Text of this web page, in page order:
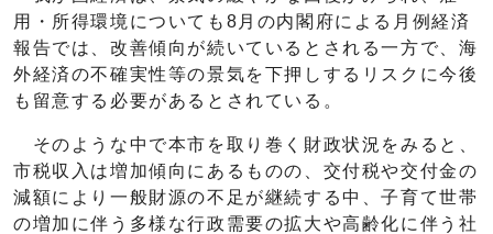
用・所得環境についても8月の内閣府による月例経済
報告では、改善傾向が続いているとされる一方で、海
外経済の不確実性等の景気を下押しするリスクに今後
も留意する必要があるとされている。
そのような中で本市を取り巻く財政状況をみると、
市税収入は増加傾向にあるものの、交付税や交付金の
減額により一般財源の不足が継続する中、子育て世帯
の増加に伴う多様な行政需要の拡大や高齢化に伴う社